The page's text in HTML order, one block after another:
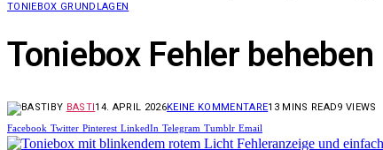
TONIEBOX GRUNDLAGEN
Toniebox Fehler
BY BASTI14. APRIL 2026KEINE KOMMENTARE13 MINS READ9 VIEWS
Facebook Twitter Pinterest LinkedIn Telegram Tumblr Email